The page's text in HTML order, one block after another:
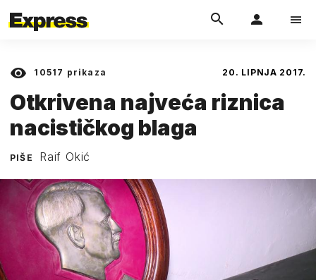
10517 prikaza 20. LIPNJA 2017.
Otkrivena najveća riznica
nacističkog blaga
PIŠE Raif Okić